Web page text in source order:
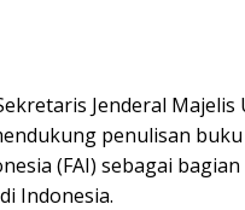
Jenderal
penulisan
(FAI) sebagai
Indonesia.